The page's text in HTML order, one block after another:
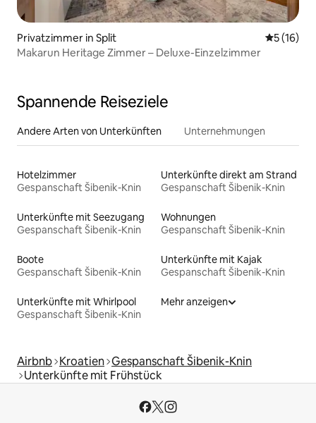
Privatzimmer in Split
5 (16)
Makarun Heritage Zimmer – Deluxe-Einzelzimmer
Spannende Reiseziele
Andere Arten von Unterkünften Unternehmungen
Hotelzimmer
Gespanschaft Šibenik-Knin
Unterkünfte direkt am Strand
Gespanschaft Šibenik-Knin
Unterkünfte mit Seezugang
Gespanschaft Šibenik-Knin
Wohnungen
Gespanschaft Šibenik-Knin
Boote
Gespanschaft Šibenik-Knin
Unterkünfte mit Kajak
Gespanschaft Šibenik-Knin
Unterkünfte mit Whirlpool
Gespanschaft Šibenik-Knin
Mehr anzeigen
Airbnb Kroatien Gespanschaft Šibenik-Knin
Unterkünfte mit Frühstück